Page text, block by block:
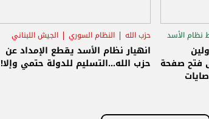
الأسد
فتح صفحة
حزب الله النظام السوري الجيش اللبناني
انهيار نظام الأسد يقطع الإمداد عن
حزب الله...التسليم للدولة حتمي وإلا!